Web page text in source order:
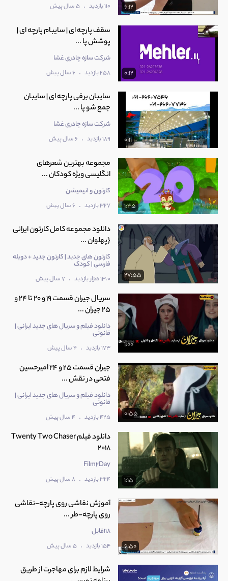
6:12 110 بازدید . 5 سال پیش
0:12
سقف پارچه ای | سایبام پارچه ای |
پوشش پا ...
شرکت سازه چادری غشا
258 بازدید . 6 سال پیش
0:11
سایبان برقی پارچه ای | سایبان
جمع شو پا ...
شرکت سازه چادری غشا
189 بازدید . 6 سال پیش
1:45
مجموعه بهترین شعرهای
انگلیسی ویژه کودکان ...
کارتون و انیمیشن
327 بازدید . 6 سال پیش
27:55
دانلود مجموعه کامل کارتون ایرانی
{پهلوان ...
کارتون های جدید | کارتون جدید + دوبله
فارسی | کودک
13.0 هزار بازدید . 7 سال پیش
1:00
سریال جیران قسمت 19 و 20 تا 24 و
25 جیران ...
دانلود فیلم و سریال های جدید ایرانی |
قانونی
173 بازدید . 4 سال پیش
0:55
جیران قسمت 25 و 24 امیرحسین
فتحی در نقش ...
دانلود فیلم و سریال های جدید ایرانی |
قانونی
425 بازدید . 4 سال پیش
1:15
دانلود فیلم Twenty Two Chaser
2018
Film2Day
324 بازدید . 8 سال پیش
6:50
آموزش نقاشی روی پارچه-نقاشی
روی پارچه-طر ...
118فایل
154 بازدید . 5 سال پیش
شرایط لازم برای مهاجرت از طریق